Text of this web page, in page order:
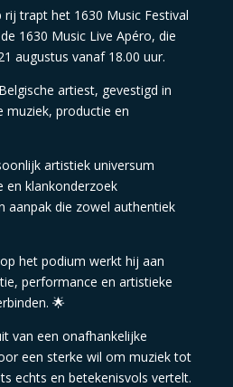
trapt het 1630 Music Festival
1630 Music Live Apéro, die
augustus vanaf 18.00 uur.
artiest, gevestigd in
muziek, productie en
artistiek universum
en klankonderzoek
aanpak die zowel authentiek
het podium werkt hij aan
performance en artistieke
🌟
van een onafhankelijke
een sterke wil om muziek tot
echts en betekenisvols vertelt.